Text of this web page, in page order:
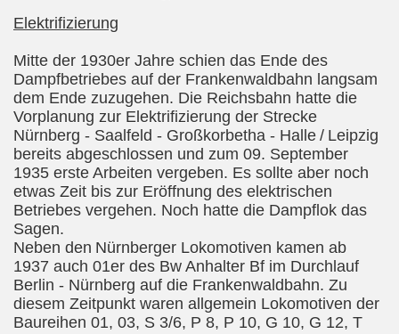
Elektrifizierung
Mitte der 1930er Jahre schien das Ende des
Dampfbetriebes auf der Frankenwaldbahn langsam
dem Ende zuzugehen. Die Reichsbahn hatte die
Vorplanung zur Elektrifizierung der Strecke
Nürnberg - Saalfeld - Großkorbetha - Halle / Leipzig
bereits abgeschlossen und zum 09. September
1935 erste Arbeiten vergeben. Es sollte aber noch
etwas Zeit bis zur Eröffnung des elektrischen
Betriebes vergehen. Noch hatte die Dampflok das
Sagen.
Neben den Nürnberger Lokomotiven kamen ab
1937 auch 01er des Bw Anhalter Bf im Durchlauf
Berlin - Nürnberg auf die Frankenwaldbahn. Zu
diesem Zeitpunkt waren allgemein Lokomotiven der
Baureihen 01, 03, S 3/6, P 8, P 10, G 10, G 12, T